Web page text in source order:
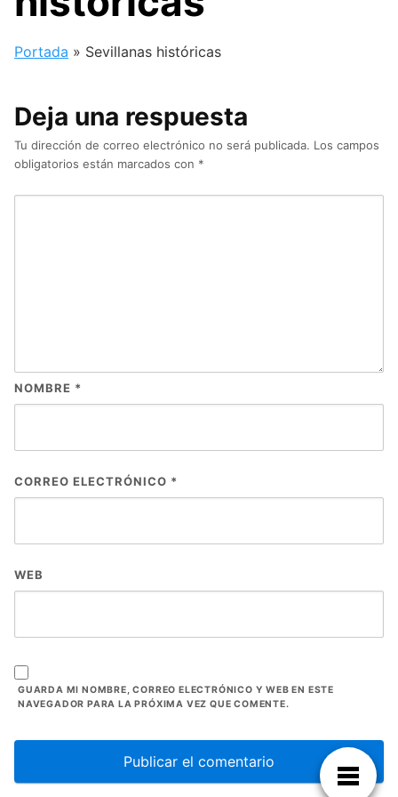
Portada » Sevillanas históricas
Deja una respuesta
Tu dirección de correo electrónico no será publicada. Los campos
obligatorios están marcados con *
NOMBRE *
CORREO ELECTRÓNICO *
WEB
GUARDA MI NOMBRE, CORREO ELECTRÓNICO Y WEB EN ESTE
NAVEGADOR PARA LA PRÓXIMA VEZ QUE COMENTE.